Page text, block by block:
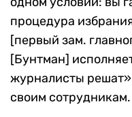
процедура
[первый зам.
[Бунтман]
журналисты
своим сотрудникам.